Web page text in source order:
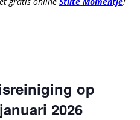
op
2026